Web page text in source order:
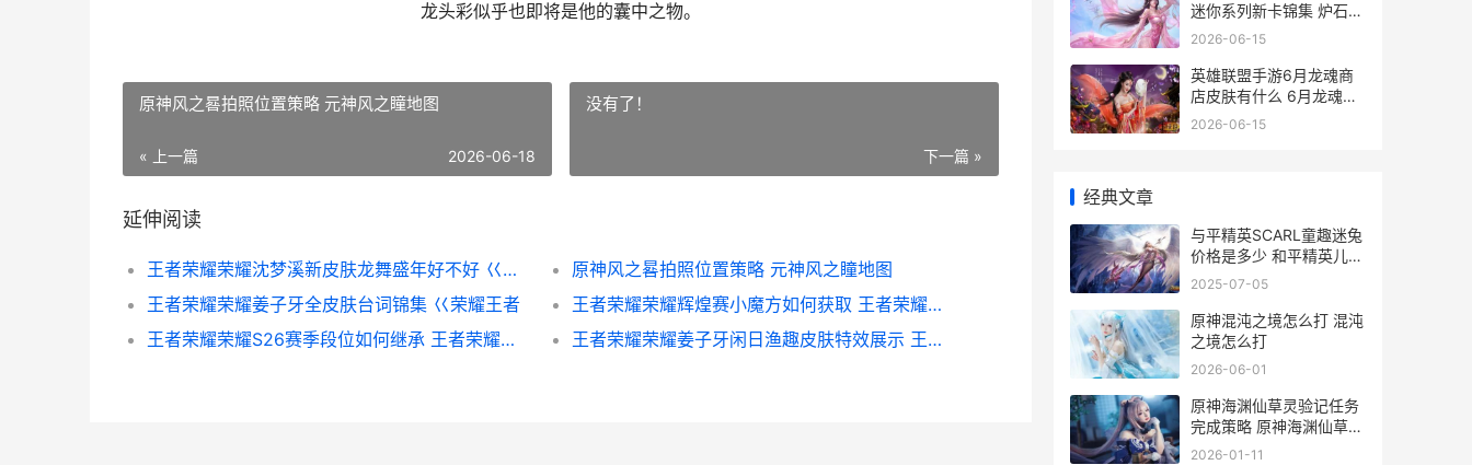
龙头彩似乎也即将是他的囊中之物。
原神风之晷拍照位置策略 元神风之瞳地图
« 上一篇 2026-06-18
没有了！
下一篇 »
延伸阅读
王者荣耀荣耀沈梦溪新皮肤龙舞盛年好不好 巜荣耀王者
原神风之晷拍照位置策略 元神风之瞳地图
王者荣耀荣耀姜子牙全皮肤台词锦集 巜荣耀王者
王者荣耀荣耀辉煌赛小魔方如何获取 王者荣耀辉月图片
王者荣耀荣耀S26赛季段位如何继承 王者荣耀荣耀战区怎么修改别的地区
王者荣耀荣耀姜子牙闲日渔趣皮肤特效展示 王者荣耀江
迷你系列新卡锦集 炉石传
说世界之树的余烬卡组代
2026-06-15
英雄联盟手游6月龙魂商
店皮肤有什么 6月龙魂商
店皮肤介绍
2026-06-15
经典文章
与平精英SCARL童趣迷兔
价格是多少 和平精英儿童
版叫什么名字
2025-07-05
原神混沌之境怎么打 混沌
之境怎么打
2026-06-01
原神海渊仙草灵验记任务
完成策略 原神海渊仙草灵
验记前置任务
2026-01-11